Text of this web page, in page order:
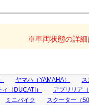
※車両状態の詳細
ヤマハ（YAMAHA）
ス
ィ（DUCATI）
アプリリア
ミニバイク
スクーター（